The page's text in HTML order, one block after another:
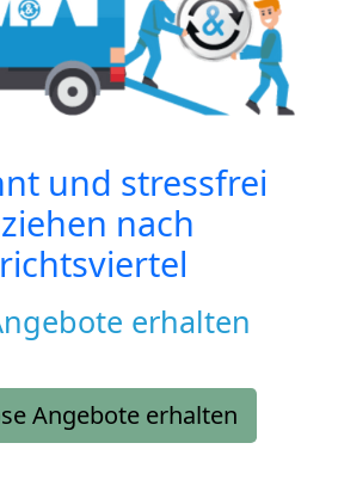
und stressfrei
nach
erhalten
Angebote erhalten